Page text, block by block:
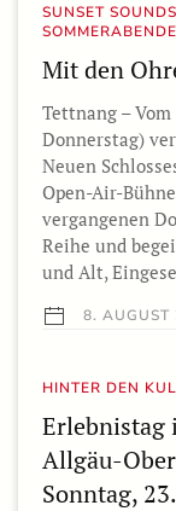
SUNSET
SOMMERABENDE
Mit den
Tettnang –
Donnerstag)
Neuen
Open-Air-
vergangenen
Reihe und
und Alt,
8. AUGUST
HINTER DEN
Erlebnistag
Allgäu-
Sonntag,